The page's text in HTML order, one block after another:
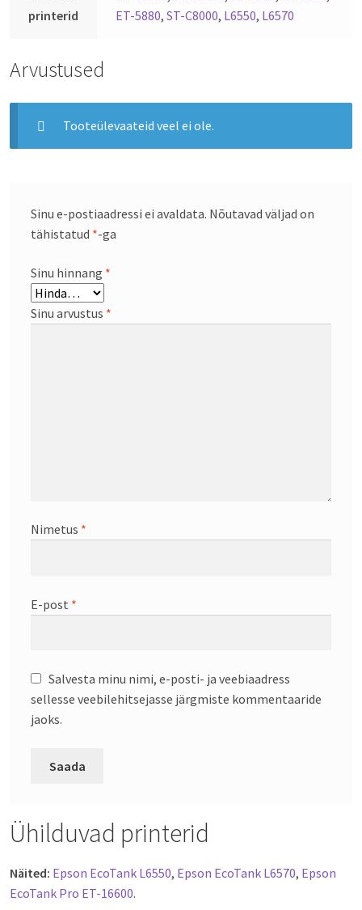
printerid
ET-5880, ST-C8000, L6550, L6570
Arvustused
Tooteülevaateid veel ei ole.
Sinu e-postiaadressi ei avaldata. Nõutavad väljad on
tähistatud *-ga
Sinu hinnang *
Sinu arvustus *
Nimetus *
E-post *
Salvesta minu nimi, e-posti- ja veebiaadress
sellesse veebilehitsejasse järgmiste kommentaaride
jaoks.
Ühilduvad printerid
Näited: Epson EcoTank L6550, Epson EcoTank L6570, Epson
EcoTank Pro ET-16600.